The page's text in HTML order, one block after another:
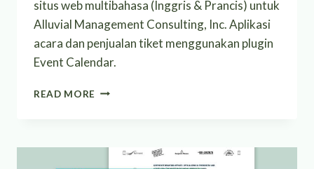
situs web multibahasa (Inggris & Prancis) untuk
Alluvial Management Consulting, Inc. Aplikasi
acara dan penjualan tiket menggunakan plugin
Event Calendar.
READ MORE ALLUVIAL